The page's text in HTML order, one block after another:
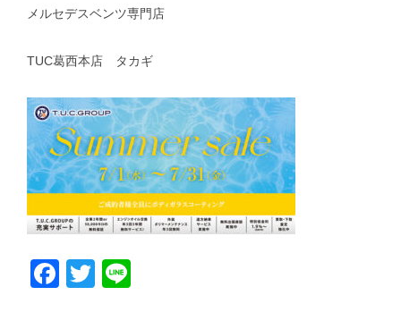
メルセデスベンツ専門店
TUC葛西本店 タカギ
Facebook
Twitter